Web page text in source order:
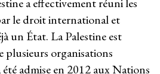
a effectivement réuni les
le droit international et
un État. La Palestine est
plusieurs organisations
admise en 2012 aux Nations